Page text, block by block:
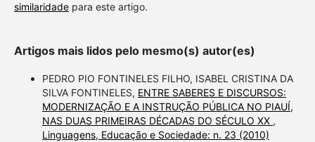
similaridadepara este artigo.
Artigos mais lidos pelo mesmo(s) autor(es)
PEDRO PIO FONTINELES FILHO, ISABEL CRISTINA DA
SILVA FONTINELES, ENTRE SABERES E DISCURSOS:
MODERNIZAÇÃO E A INSTRUÇÃO PÚBLICA NO PIAUÍ,
NAS DUAS PRIMEIRAS DÉCADAS DO SÉCULO XX ,
Linguagens, Educação e Sociedade: n. 23 (2010)